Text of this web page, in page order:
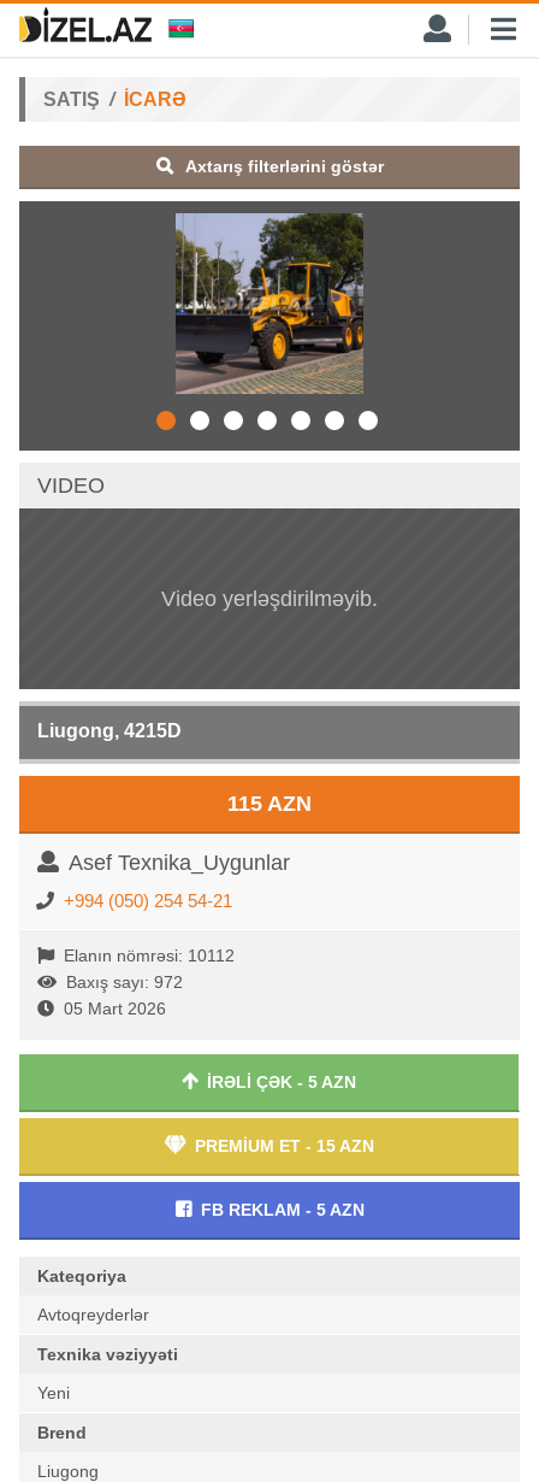
SATIŞ İCARƏ
Axtarış filterlərini göstər
VIDEO
Video yerləşdirilməyib.
Liugong, 4215D
115 AZN
Asef Texnika_Uygunlar
+994 (050) 254 54-21
Elanın nömrəsi: 10112
Baxış sayı: 972
05 Mart 2026
İRƏLİ ÇƏK - 5 AZN
PREMİUM ET - 15 AZN
FB REKLAM - 5 AZN
Kateqoriya
Avtoqreyderlər
Texnika vəziyyəti
Yeni
Brend
Liugong